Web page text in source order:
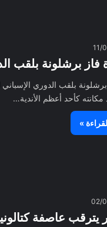
11/
فاز برشلونة بلقب
»
02/
يترقب عاصفة